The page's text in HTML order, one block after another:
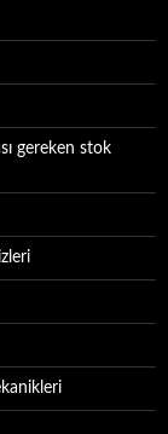
gereken stok